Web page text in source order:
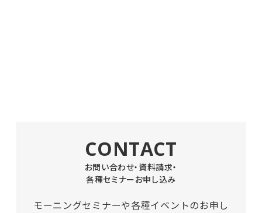
CONTACT
お問い合わせ・資料請求・
各種セミナーお申し込み
モーニングセミナーや各種イベントのお申し